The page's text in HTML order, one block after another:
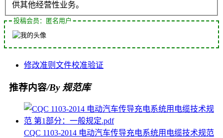
供其他经营性业务。
投稿会员：匿名用户
修改准则 文件校准验证
推荐内容/By 规范库
CQC 1103-2014 电动汽车传导充电系统用电缆技术规范